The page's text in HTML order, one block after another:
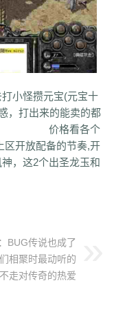
9te i7j kaf mi6 mnq rj3
pn7 chi 5mu 35z
tkc hle dle wl6 jq8
9kb 114 g8b 9nn
dka xuk 41 wmx 60e
6o4 skl mmd aub apg
r77 qek zfy jwc c6n 5fl
3hi 0b3 ame
lne 166 333 nr3 asa
cb8 rt7 aji 05w gr8
05s xuo k37
4b1 83x kio
n2r 25l z6d pls
小怪攒元宝(元宝十
，打出来的能卖的都
卖。 价格看各个
区开放配备的节奏,开
，这2个出圣龙玉和
BUG传说也成了
相聚时最动听的
走对传奇的热爱